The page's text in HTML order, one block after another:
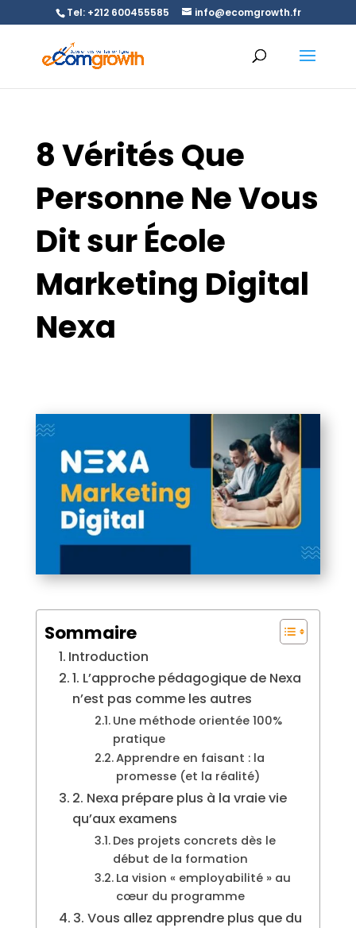
Tel: +212 600455585 info@ecomgrowth.fr
8 Vérités Que
Personne Ne Vous
Dit sur École
Marketing Digital
Nexa
Sommaire
Introduction
1. L’approche pédagogique de Nexa
n’est pas comme les autres
Une méthode orientée 100%
pratique
Apprendre en faisant : la
promesse (et la réalité)
2. Nexa prépare plus à la vraie vie
qu’aux examens
Des projets concrets dès le
début de la formation
La vision « employabilité » au
cœur du programme
3. Vous allez apprendre plus que du